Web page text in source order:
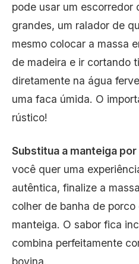
pode usar um escorredor
grandes, um ralador de
mesmo colocar a massa
de madeira e ir cortando
diretamente na água
uma faca úmida. O
rústico!
Substitua a manteiga
você quer uma
autêntica, finalize a
colher de banha de
manteiga. O sabor fica
combina perfeitamente
bovina.